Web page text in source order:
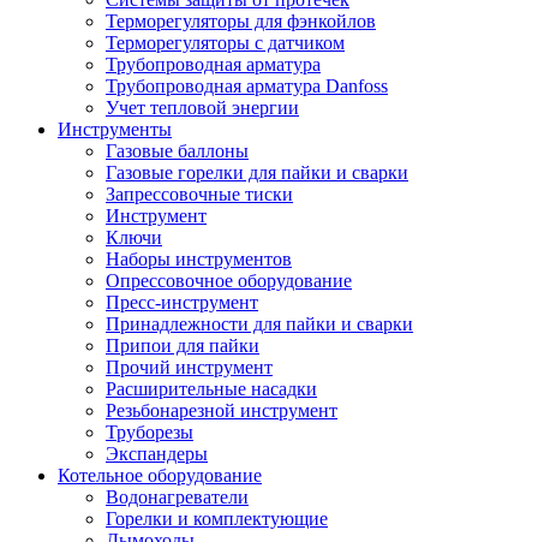
Терморегуляторы для фэнкойлов
Терморегуляторы с датчиком
Трубопроводная арматура
Трубопроводная арматура Danfoss
Учет тепловой энергии
Инструменты
Газовые баллоны
Газовые горелки для пайки и сварки
Запрессовочные тиски
Инструмент
Ключи
Наборы инструментов
Опрессовочное оборудование
Пресс-инструмент
Принадлежности для пайки и сварки
Припои для пайки
Прочий инструмент
Расширительные насадки
Резьбонарезной инструмент
Труборезы
Экспандеры
Котельное оборудование
Водонагреватели
Горелки и комплектующие